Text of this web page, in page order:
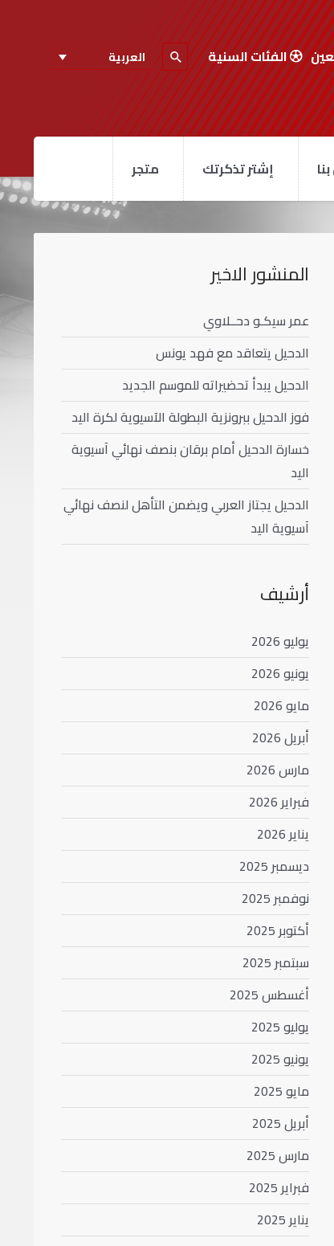
الفئات السنية العربية
إشتر تذكرتك متجر
المنشور الاخير
عمر سيكـو دحــلاوي
الدحيل يتعاقد مع فهد يونس
الدحيل يبدأ تحضيراته للموسم الجديد
فوز الدحيل ببرونزية البطولة الآسيوية لكرة اليد
خسارة الدحيل أمام برقان بنصف نهائي آسيوية
اليد
الدحيل يجتاز العربي ويضمن التأهل لنصف نهائي
آسيوية اليد
أرشيف
يوليو 2026
يونيو 2026
مايو 2026
أبريل 2026
مارس 2026
فبراير 2026
يناير 2026
ديسمبر 2025
نوفمبر 2025
أكتوبر 2025
سبتمبر 2025
أغسطس 2025
يوليو 2025
يونيو 2025
مايو 2025
أبريل 2025
مارس 2025
فبراير 2025
يناير 2025